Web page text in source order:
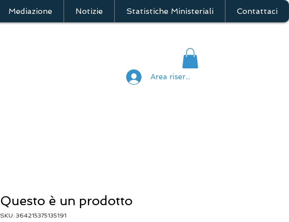
Mediazione Notizie Statistiche Ministeriali Contattaci
Area riservata
Questo è un prodotto
SKU: 364215375135191